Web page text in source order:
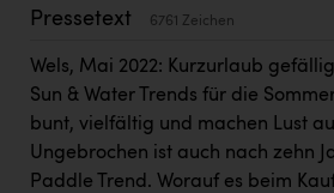
Jesolo
Jane Goodall Institute Austria
Kärcher
Karin Liedl
Pressetext 6761 Zeichen
Wels, Mai 2022: Kurzurlaub
Sun & Water Trends für die
bunt, vielfältig und machen Lust
Ungebrochen ist auch nach zehn
Paddle Trend. Worauf es beim